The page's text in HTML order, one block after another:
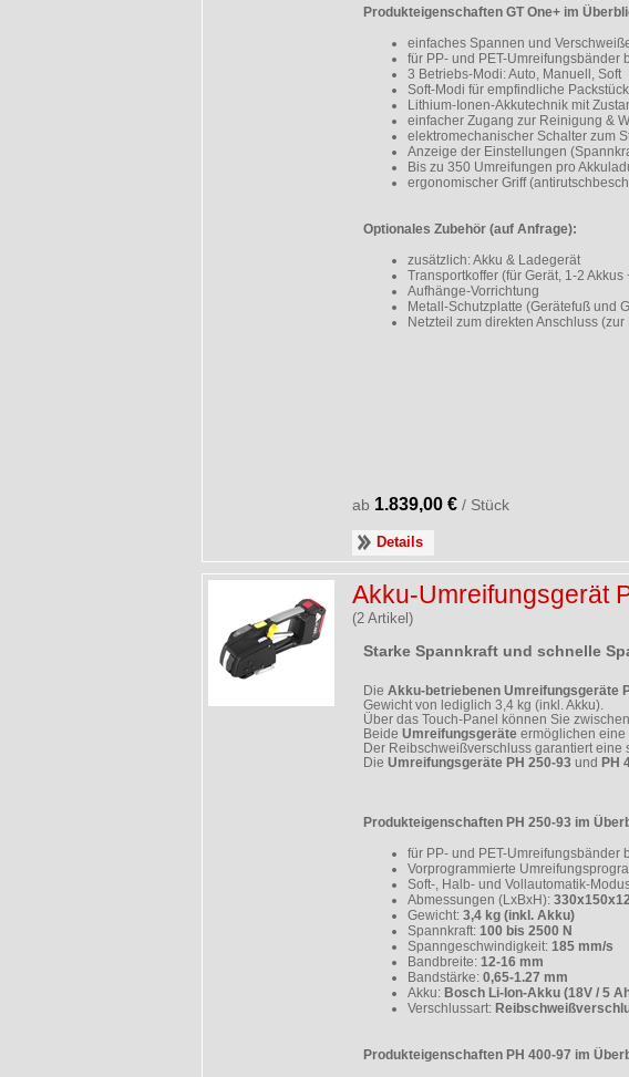
Produkteigenschaften GT One+ im
einfaches Spannen und
für PP- und PET-Umreifungsbänder
3 Betriebs-Modi: Auto, Manuell, Soft
Soft-Modi für empfindliche
Lithium-Ionen-Akkutechnik mit
einfacher Zugang zur Reinigung &
elektromechanischer Schalter zum
Anzeige der Einstellungen
Bis zu 350 Umreifungen pro
ergonomischer Griff
Optionales Zubehör (auf Anfrage):
zusätzlich: Akku & Ladegerät
Transportkoffer (für Gerät, 1-2 Akkus
Aufhänge-Vorrichtung
Metall-Schutzplatte (Gerätefuß und
Netzteil zum direkten Anschluss
ab 1.839,00 € / Stück
Details
Akku-Umreifungsgerät
(2 Artikel)
Starke Spannkraft und schnelle
Die Akku-betriebenen Umreifungsgeräte
Gewicht von lediglich 3,4 kg (inkl. Akku).
Über das Touch-Panel können Sie
Beide Umreifungsgeräte ermöglichen eine
Der Reibschweißverschluss garantiert
Die Umreifungsgeräte PH 250-93 und PH
Produkteigenschaften PH 250-93 im
für PP- und PET-Umreifungsbänder
Vorprogrammierte
Soft-, Halb- und Vollautomatik-
Abmessungen (LxBxH):
Gewicht: 3,4 kg (inkl. Akku)
Spannkraft: 100 bis 2500 N
Spanngeschwindigkeit: 185 mm/s
Bandbreite: 12-16 mm
Bandstärke: 0,65-1.27 mm
Akku: Bosch Li-Ion-Akku (18V / 5
Verschlussart:
Produkteigenschaften PH 400-97 im